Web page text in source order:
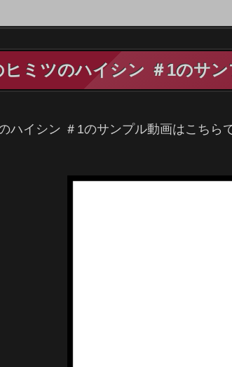
ヒミツのハイシン ＃1のサ
ハイシン ＃1のサンプル動画はこちら